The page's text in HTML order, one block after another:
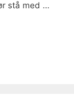
stå med …